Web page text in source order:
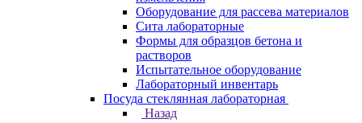
Оборудование для рассева материалов
Сита лабораторные
Формы для образцов бетона и
растворов
Испытательное оборудование
Лабораторный инвентарь
Посуда стеклянная лабораторная
Назад